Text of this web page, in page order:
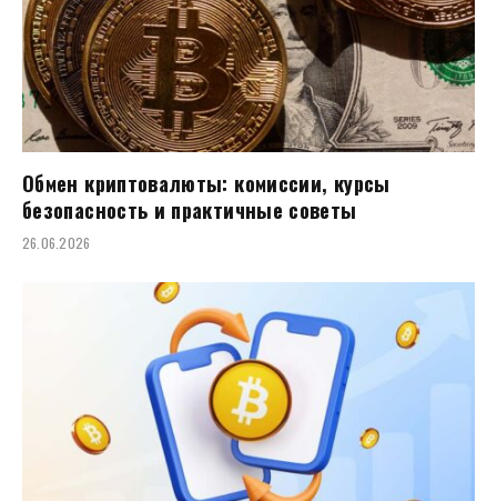
Обмен криптовалюты: комиссии, курсы
безопасность и практичные советы
26.06.2026